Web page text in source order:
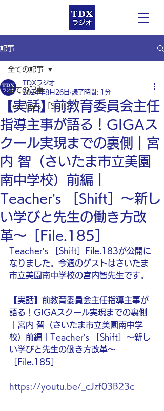
記事
全ての記事
Teacher’s ［Shift］
全ての記事
【実話】前教育委員会主任
指導主事が語る！GIGAス
クール実現までの裏側｜宮
内 智（さいたま市立美園
南中学校）前編｜
Teacher’s ［Shift］〜新し
い学びと先生の働き方改
革〜［File.185］
TDXラジオ
2024年8月26日 読了時間: 1分
Teacher’s ［Shift］File.183が公開に
なりました。今週のゲストはさいたま
市立美園南中学校の宮内智先生です。
【実話】前教育委員会主任指導主事が
語る！GIGAスクール実現までの裏側
｜宮内 智（さいたま市立美園南中学
校）前編｜Teacher’s ［Shift］〜新し
い学びと先生の働き方改革〜
［File.185］
https://youtu.be/_cJzf03B23c